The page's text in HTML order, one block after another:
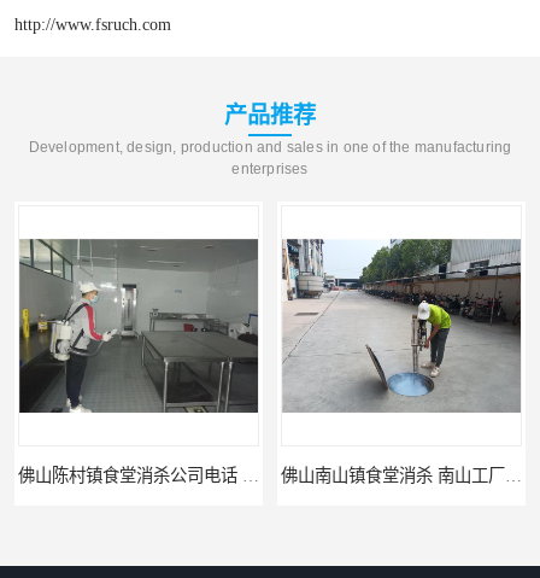
http://www.fsruch.com
产品推荐
Development, design, production and sales in one of the manufacturing
enterprises